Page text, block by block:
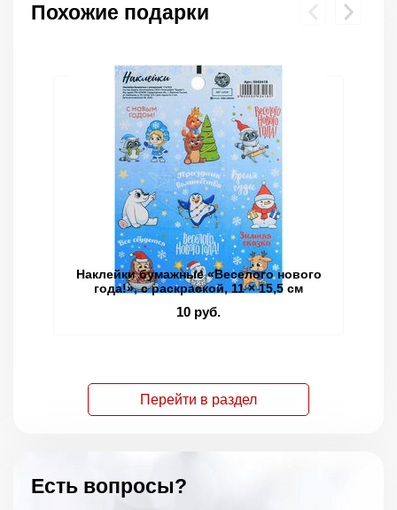
Похожие подарки
Наклейки бумажные «Веселого нового
года!», c раскраской, 11 × 15,5 см
10 руб.
Перейти в раздел
Есть вопросы?